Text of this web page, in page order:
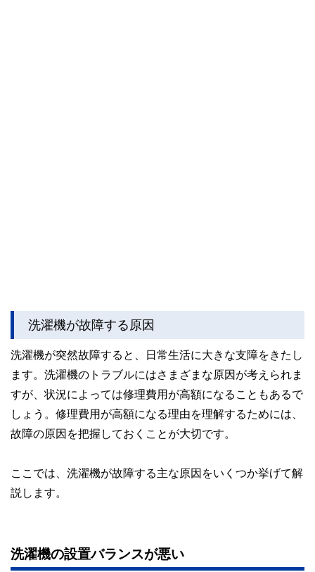
洗濯機が故障する原因
洗濯機が突然故障すると、日常生活に大きな支障をきたし
ます。洗濯機のトラブルにはさまざまな原因が考えられま
すが、状況によっては修理費用が高額になることもあるで
しょう。修理費用が高額になる理由を理解するためには、
故障の原因を把握しておくことが大切です。
ここでは、洗濯機が故障する主な原因をいくつか挙げて解
説します。
洗濯機の設置バランスが悪い